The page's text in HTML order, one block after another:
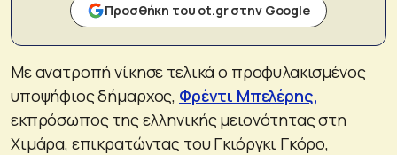
Προσθήκη του ot.gr στην Google
Με ανατροπή νίκησε τελικά ο προφυλακισμένος
υποψήφιος δήμαρχος, Φρέντι Μπελέρης,
εκπρόσωπος της ελληνικής μειονότητας στη
Χιμάρα, επικρατώντας του Γκιόργκι Γκόρο,